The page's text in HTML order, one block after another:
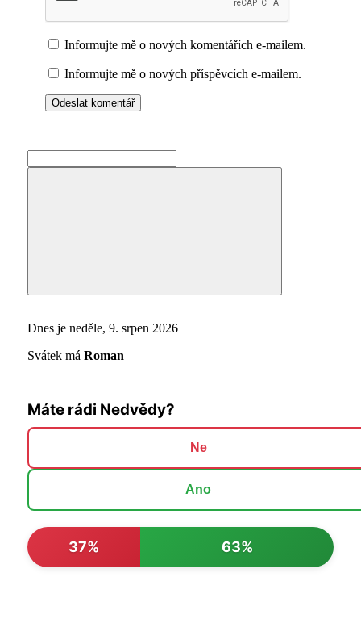
Informujte mě o nových komentářích e-mailem.
Informujte mě o nových příspěvcích e-mailem.
for:
Search
Dnes je neděle, 9. srpen 2026
Svátek má Roman
Máte rádi Nedvědy?
Ne
Ano
37% 63%